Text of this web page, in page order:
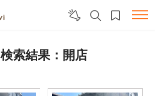
検索結果：開店